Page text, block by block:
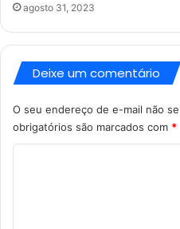
agosto 31, 2023
Deixe um comentário
O seu endereço de e-mail não
obrigatórios são marcados com *